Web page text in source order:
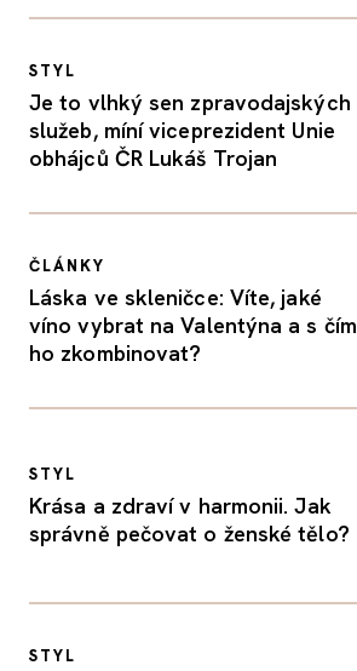
STYL
Je to vlhký sen zpravodajských
služeb, míní viceprezident Unie
obhájců ČR Lukáš Trojan
ČLÁNKY
Láska ve skleničce: Víte, jaké
víno vybrat na Valentýna a s čím
ho zkombinovat?
STYL
Krása a zdraví v harmonii. Jak
správně pečovat o ženské tělo?
STYL